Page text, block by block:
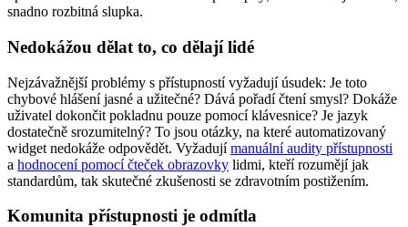
snadno rozbitná slupka.
Nedokážou dělat to, co dělají lidé
Nejzávažnější problémy s přístupností vyžadují úsudek: Je toto
chybové hlášení jasné a užitečné? Dává pořadí čtení smysl? Dokáže
uživatel dokončit pokladnu pouze pomocí klávesnice? Je jazyk
dostatečně srozumitelný? To jsou otázky, na které automatizovaný
widget nedokáže odpovědět. Vyžadujímanuální audity přístupnosti
a hodnocení pomocí čteček obrazovky lidmi, kteří rozumějí jak
standardům, tak skutečné zkušenosti se zdravotním postižením.
Komunita přístupnosti je odmítla